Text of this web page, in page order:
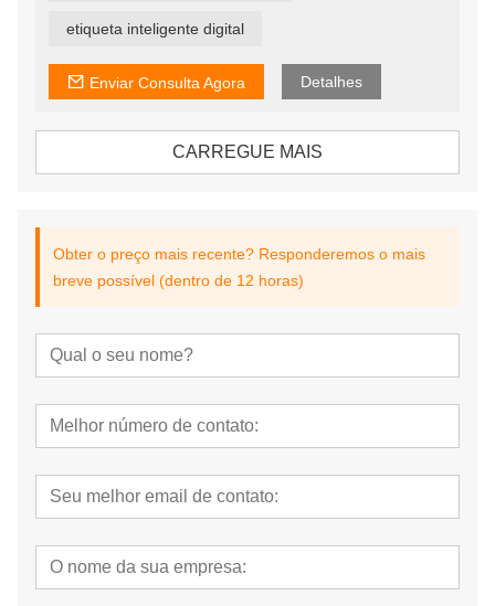
concorrentes.
etiqueta inteligente digital
Enviar Consulta Agora Detalhes
CARREGUE MAIS
Obter o preço mais recente? Responderemos o mais
breve possível (dentro de 12 horas)